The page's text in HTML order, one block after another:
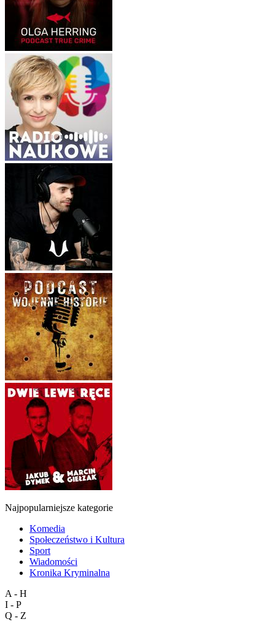
Najpopularniejsze kategorie
Komedia
Społeczeństwo i Kultura
Sport
Wiadomości
Kronika Kryminalna
A - H
I - P
Q - Z